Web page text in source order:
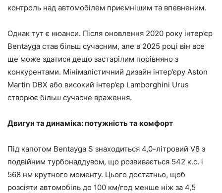
контроль над автомобілем приємнішим та впевненим.
Однак тут є нюанси. Після оновлення 2020 року інтер’єр
Bentayga став більш сучасним, але в 2025 році він все
ще може здатися дещо застарілим порівняно з
конкурентами. Мінімалістичний дизайн інтер’єру Aston
Martin DBX або високий інтер’єр Lamborghini Urus
створює більш сучасне враження.
Двигун та динаміка: потужність та комфорт
Під капотом Bentayga S знаходиться 4,0-літровий V8 з
подвійним турбонаддувом, що розвивається 542 к.с. і
568 нм крутного моменту. Цього достатньо, щоб
розсіяти автомобіль до 100 км/год менше ніж за 4,5